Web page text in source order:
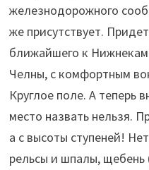
железнодорожного
же присутствует.
ближайшего к
Челны, с комфортным
Круглое поле. А теперь
место назвать нельзя.
а с высоты ступеней!
рельсы и шпалы, щебень